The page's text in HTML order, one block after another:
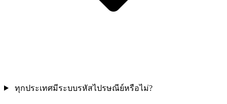
ทุกประเทศมีระบบรหัสไปรษณีย์หรือไม่?